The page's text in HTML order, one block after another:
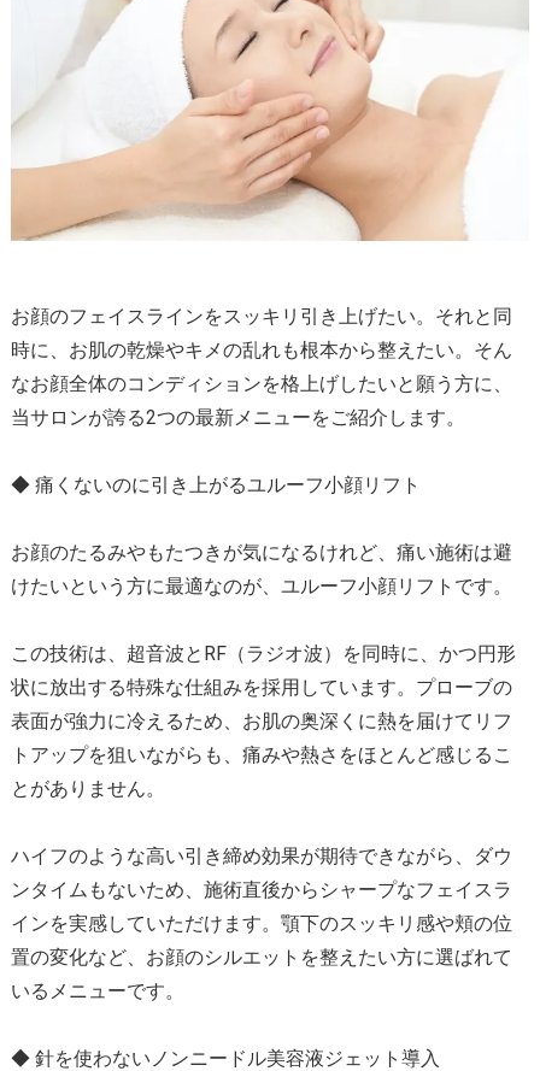
お顔のフェイスラインをスッキリ引き上げたい。それと同
時に、お肌の乾燥やキメの乱れも根本から整えたい。そん
なお顔全体のコンディションを格上げしたいと願う方に、
当サロンが誇る2つの最新メニューをご紹介します。
◆ 痛くないのに引き上がるユルーフ小顔リフト
お顔のたるみやもたつきが気になるけれど、痛い施術は避
けたいという方に最適なのが、ユルーフ小顔リフトです。
この技術は、超音波とRF（ラジオ波）を同時に、かつ円形
状に放出する特殊な仕組みを採用しています。プローブの
表面が強力に冷えるため、お肌の奥深くに熱を届けてリフ
トアップを狙いながらも、痛みや熱さをほとんど感じるこ
とがありません。
ハイフのような高い引き締め効果が期待できながら、ダウ
ンタイムもないため、施術直後からシャープなフェイスラ
インを実感していただけます。顎下のスッキリ感や頬の位
置の変化など、お顔のシルエットを整えたい方に選ばれて
いるメニューです。
◆ 針を使わないノンニードル美容液ジェット導入